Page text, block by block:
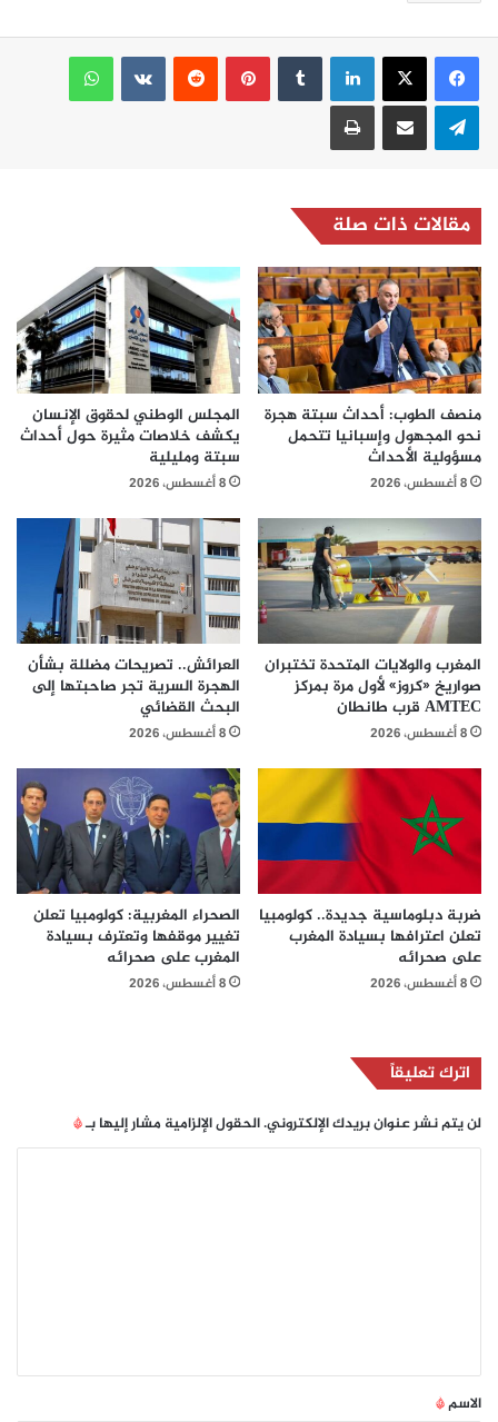
لينكدإن بينتيريست
واتساب
تيلقرام مشاركة عبر البريد طباعة
مقالات ذات صلة
منصف الطوب: أحداث سبتة هجرة
نحو المجهول وإسبانيا تتحمل
مسؤولية الأحداث
8 أغسطس، 2026
المجلس الوطني لحقوق الإنسان
يكشف خلاصات مثيرة حول أحداث
سبتة ومليلية
8 أغسطس، 2026
المغرب والولايات المتحدة تختبران
صواريخ «كروز» لأول مرة بمركز
AMTEC قرب طانطان
8 أغسطس، 2026
العرائش.. تصريحات مضللة بشأن
الهجرة السرية تجر صاحبتها إلى
البحث القضائي
8 أغسطس، 2026
ضربة دبلوماسية جديدة.. كولومبيا
تعلن اعترافها بسيادة المغرب
على صحرائه
8 أغسطس، 2026
الصحراء المغربية: كولومبيا تعلن
تغيير موقفها وتعترف بسيادة
المغرب على صحرائه
8 أغسطس، 2026
اترك تعليقاً
لن يتم نشر عنوان بريدك الإلكتروني.الحقول الإلزامية مشار إليها بـ*
*
الاسم*